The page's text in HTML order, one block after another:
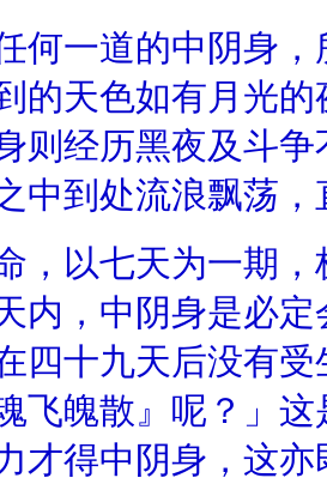
何一道的中阴身
的天色如有月光
则经历黑夜及斗
中到处流浪飘荡
，以七天为一期
内，中阴身是必
四十九天后没有
飞魄散』呢？」
才得中阴身，这